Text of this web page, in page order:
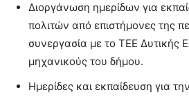
Διοργάνωση ημερίδων για
πολιτών από επιστήμονες της
συνεργασία με το ΤΕΕ Δυτικής
μηχανικούς του δήμου.
Ημερίδες και εκπαίδευση για